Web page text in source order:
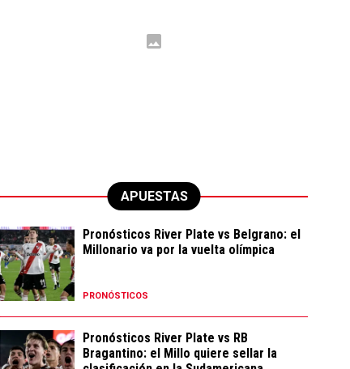
APUESTAS
Pronósticos River Plate vs Belgrano: el
Millonario va por la vuelta olímpica
PRONÓSTICOS
Pronósticos River Plate vs RB
Bragantino: el Millo quiere sellar la